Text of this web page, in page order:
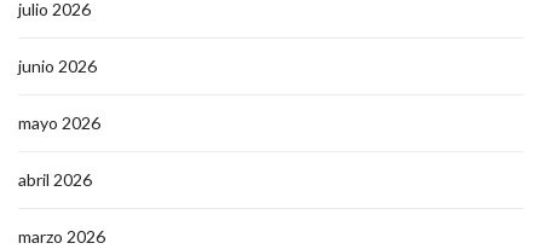
julio 2026
junio 2026
mayo 2026
abril 2026
marzo 2026